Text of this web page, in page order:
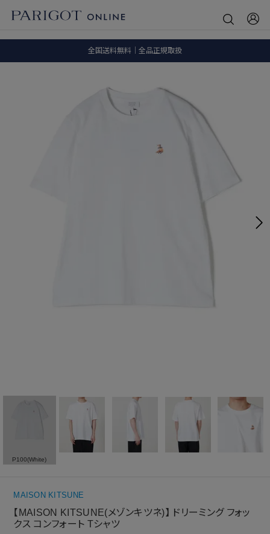
全国送料無料｜全品正規取扱
P100(White)
MAISON KITSUNE
【MAISON KITSUNE(メゾンキツネ)】 ドリーミング フォッ
クス コンフォート Tシャツ